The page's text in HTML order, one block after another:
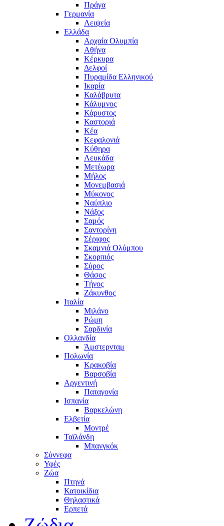
Πράγα
Γερμανία
Λειψεία
Ελλάδα
Αρχαία Ολυμπία
Αθήνα
Κέρκυρα
Δελφοί
Πυραμίδα Ελληνικού
Ικαρία
Καλάβρυτα
Κάλυμνος
Κάρυστος
Καστοριά
Κέα
Κεφαλονιά
Κύθηρα
Λευκάδα
Μετέωρα
Μήλος
Μονεμβασιά
Μύκονος
Ναύπλιο
Νάξος
Σαμός
Σαντορίνη
Σέριφος
Σκαμνιά Ολύμπου
Σκoρπιός
Σύρος
Θάσος
Τήνος
Ζάκυνθος
Ιταλία
Μιλάνο
Ρώμη
Σαρδινία
Ολλανδία
Άμστερνταμ
Πολωνία
Κρακοβία
Βαρσοβία
Αργεντινή
Παταγονία
Ισπανία
Βαρκελώνη
Ελβετία
Μοντρέ
Ταϊλάνδη
Μπανγκόκ
Σύννεφα
Υφές
Ζώα
Πτηνά
Κατοικίδια
Θηλαστικά
Ερπετά